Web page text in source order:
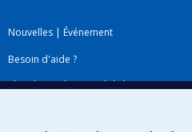
Nouvelles | Événement
Besoin d'aide ?
Plan du site|Accessibilité